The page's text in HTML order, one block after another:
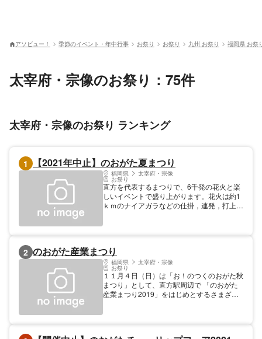
アソビュー！ 季節のイベント・年中行事 お祭り お祭り 九州 お祭り 福岡県 お祭
太宰府・宗像のお祭り：75件
太宰府・宗像のお祭り ランキング
1 【2021年中止】のおがた夏まつり
福岡県 太宰府・宗像
お祭り
直方を代表するまつりで、6千発の花火と楽
しいイベントで盛り上がります。花火は約1
ｋｍのナイアガラなどの仕掛，連発，打上げ
2 のおがた産業まつり
福岡県 太宰府・宗像
お祭り
１１月４日（日）は「お！のつくのおがた秋
まつり」として、直方駅周辺で 「のおがた
産業まつり2019」をはじめとするさまざま